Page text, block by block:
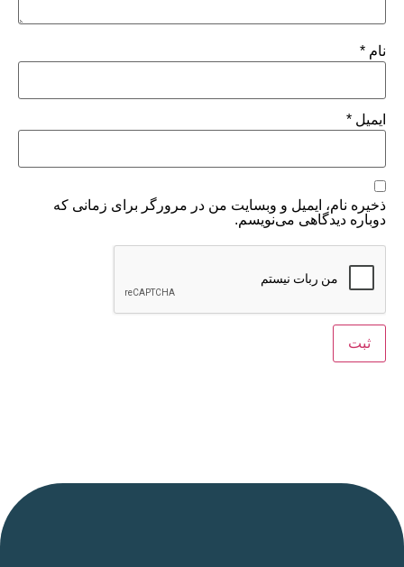
نام *
ایمیل *
ذخیره نام، ایمیل و وبسایت من در مرورگر برای زمانی که
دوباره دیدگاهی می‌نویسم.